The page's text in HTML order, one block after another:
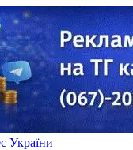
України